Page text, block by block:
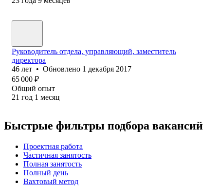
Руководитель отдела, управляющий, заместитель
директора
46 лет • Обновлено 1 декабря 2017
65 000 ₽
Общий опыт
21 год 1 месяц
Быстрые фильтры подбора вакансий
Проектная работа
Частичная занятость
Полная занятость
Полный день
Вахтовый метод